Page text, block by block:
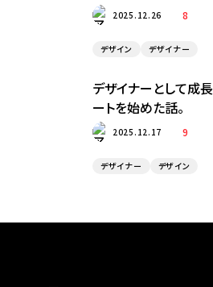
2025.12.26 8
デザイン デザイナー
デザイナーとして成
ートを始めた話。
2025.12.17 9
デザイナー デザイン